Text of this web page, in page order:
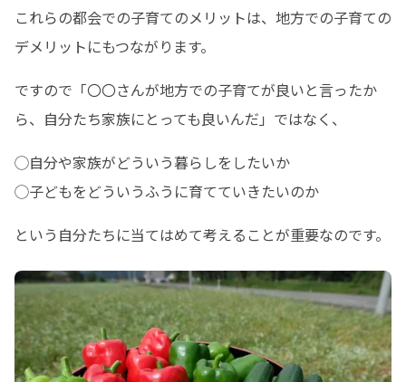
これらの都会での子育てのメリットは、地方での子育ての
デメリットにもつながります。
ですので「〇〇さんが地方での子育てが良いと言ったか
ら、自分たち家族にとっても良いんだ」ではなく、
◯自分や家族がどういう暮らしをしたいか
◯子どもをどういうふうに育てていきたいのか
という自分たちに当てはめて考えることが重要なのです。